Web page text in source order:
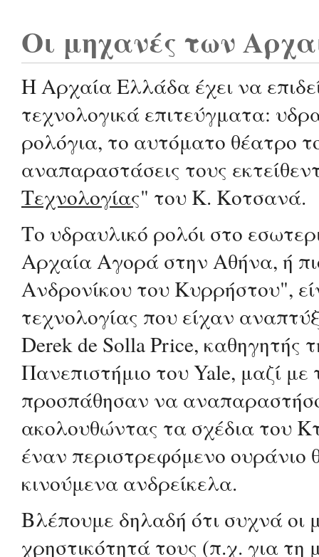
Οι μηχανές των
Η Αρχαία Ελλάδα έχει να
τεχνολογικά επιτεύγματα:
ρολόγια, το αυτόματο θέατρο
αναπαραστάσεις τους
Τεχνολογίας" του Κ. Κοτσανά.
Το υδραυλικό ρολόι στο
Αρχαία Αγορά στην Αθήνα, ή
Ανδρονίκου του Κυρρήστου",
τεχνολογίας που είχαν
Derek de Solla Price, καθηγητής
Πανεπιστήμιο του Yale, μαζί με
προσπάθησαν να
ακολουθώντας τα σχέδια του
έναν περιστρεφόμενο
κινούμενα ανδρείκελα.
Βλέπουμε δηλαδή ότι συχνά οι
χρηστικότητά τους (π.χ. για